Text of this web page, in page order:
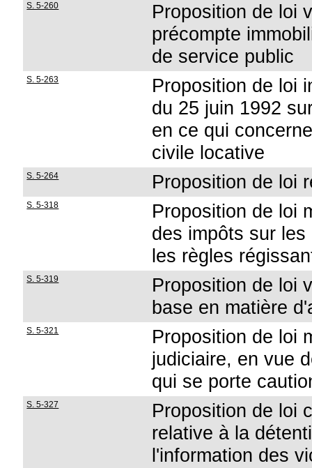
S. 5-260
Proposition de loi
précompte
de service public
S. 5-263
Proposition de loi
du 25 juin 1992
en ce qui
civile locative
S. 5-264 Proposition de loi
S. 5-318
Proposition de loi
des impôts sur
les règles
S. 5-319
Proposition de loi
base en matière
S. 5-321
Proposition de loi
judiciaire, en vue
qui se porte
S. 5-327
Proposition de loi
relative à la
l'information des